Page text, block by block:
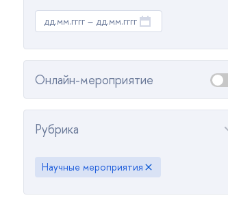
дд.мм.гггг – дд.мм.гггг
Онлайн-мероприятие
Рубрика
Научные мероприятия